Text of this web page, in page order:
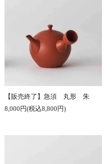
【販売終了】急須 丸形 朱
8,000円(税込8,800円)